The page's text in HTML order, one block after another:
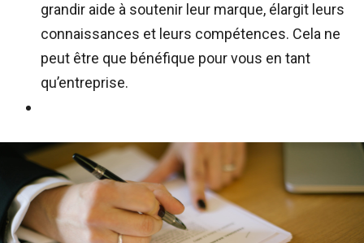
grandir aide à soutenir leur marque, élargit leurs
connaissances et leurs compétences. Cela ne
peut être que bénéfique pour vous en tant
qu’entreprise.